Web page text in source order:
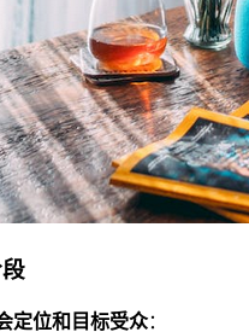
定位和目标受众：